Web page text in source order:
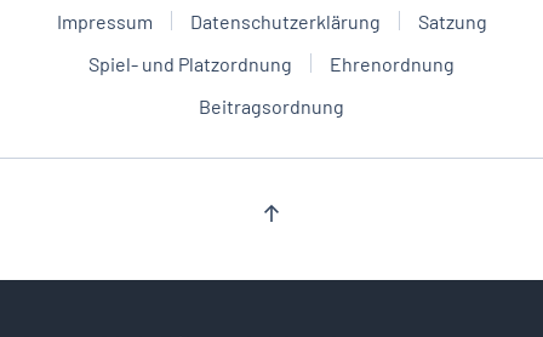
Impressum Datenschutzerklärung
Satzung
Spiel- und Platzordnung
Ehrenordnung
Beitragsordnung